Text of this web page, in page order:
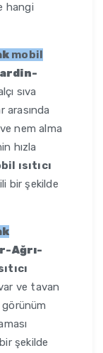
hangi
mobil
sıva
arasında
nem alma
hızla
ısıtıcı
bir şekilde
Ağrı-
ve tavan
şekilde